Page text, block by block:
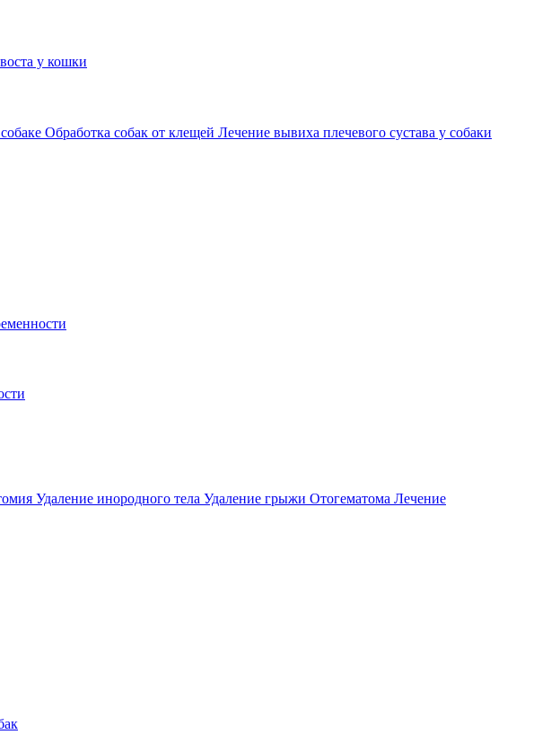
у кошки
Обработка собак от клещей Лечение вывиха плечевого сустава у собаки
Удаление инородного тела Удаление грыжи Отогематома Лечение